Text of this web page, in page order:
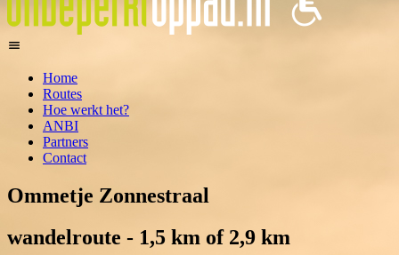
Home
Routes
Hoe werkt het?
ANBI
Partners
Contact
Ommetje Zonnestraal
wandelroute - 1,5 km of 2,9 km